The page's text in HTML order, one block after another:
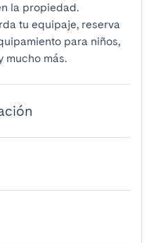
la propiedad.
tu equipaje, reserva
para niños,
mucho más.